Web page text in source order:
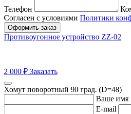
Телефон
Согласен с условиями Политики
Оформить заказ
Противоугонное устройство ZZ-02
2 000 ₽ Заказать
Хомут поворотный 90 град. (D=48)
Ваше имя
E-mail